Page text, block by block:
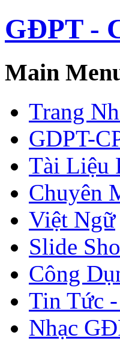
GĐPT -
Main
Trang
GDPT-
Tài Liệu
Chuyên
Việt Ngữ
Slide
Công
Tin Tức
Nhạc